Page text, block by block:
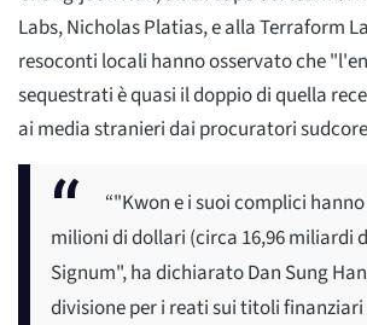
Labs, Nicholas Platias, e alla Terraform
resoconti locali hanno osservato che
sequestrati è quasi il doppio di quella
ai media stranieri dai procuratori
“"Kwon e i suoi complici
milioni di dollari (circa 16,96 miliardi
Signum", ha dichiarato Dan Sung
divisione per i reati sui titoli